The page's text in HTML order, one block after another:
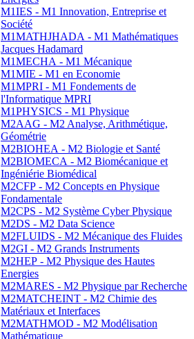
M1IES - M1 Innovation, Entreprise et
Société
M1MATHJHADA - M1 Mathématiques
Jacques Hadamard
M1MECHA - M1 Mécanique
M1MIE - M1 en Economie
M1MPRI - M1 Fondements de
l'Informatique MPRI
M1PHYSICS - M1 Physique
M2AAG - M2 Analyse, Arithmétique,
Géométrie
M2BIOHEA - M2 Biologie et Santé
M2BIOMECA - M2 Biomécanique et
Ingéniérie Biomédical
M2CFP - M2 Concepts en Physique
Fondamentale
M2CPS - M2 Système Cyber Physique
M2DS - M2 Data Science
M2FLUIDS - M2 Mécanique des Fluides
M2GI - M2 Grands Instruments
M2HEP - M2 Physique des Hautes
Energies
M2MARES - M2 Physique par Recherche
M2MATCHEINT - M2 Chimie des
Matériaux et Interfaces
M2MATHMOD - M2 Modélisation
Mathématique